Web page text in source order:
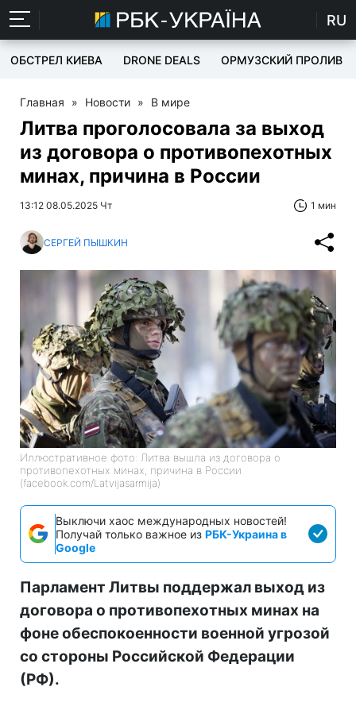
RU
ОБСТРЕЛ КИЕВА DRONE DEALS ОРМУЗСКИЙ ПРОЛИВ
Главная » Новости » В мире
Литва проголосовала за выход
из договора о противопехотных
минах, причина в России
13:12 08.05.2025 Чт 1 мин
СЕРГЕЙ ПЫШКИН
Иллюстративное фото: Литва вышла из договора о
противопехотных минах, причина в России
(facebook.com/Latvijasarmija)
Выключи хаос международных новостей!
Получай только важное из РБК-Украина в
Google
Парламент Литвы поддержал выход из
договора о противопехотных минах на
фоне обеспокоенности военной угрозой
со стороны Российской Федерации
(РФ).